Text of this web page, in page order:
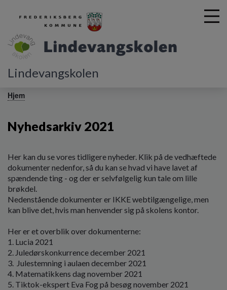
Lindevangskolen
Hjem
Nyhedsarkiv 2021
Her kan du se vores tidligere nyheder. Klik på de vedhæftede
dokumenter nedenfor, så du kan se hvad vi have lavet af
spændende ting - og der er selvfølgelig kun tale om lille
brøkdel.
Nedenstående dokumenter er IKKE webtilgængelige, men
kan blive det, hvis man henvender sig på skolens kontor.
Her er et overblik over dokumenterne:
1. Lucia 2021
2. Juledørskonkurrence december 2021
3. Julestemning i aulaen december 2021
4. Matematikkens dag november 2021
5. Tiktok-ekspert Eva Fog på besøg november 2021